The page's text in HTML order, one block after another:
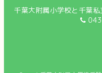
千葉大附属小学校と千葉